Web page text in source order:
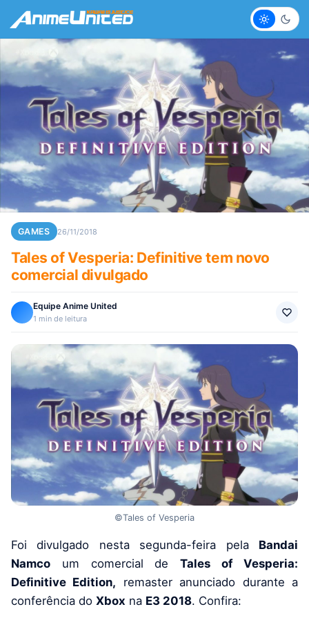
Claro
GAMES 26/11/2018
Tales of Vesperia: Definitive tem novo
comercial divulgado
Equipe Anime United
1 min de leitura
©Tales of Vesperia
Foi divulgado nesta segunda-feira pela Bandai
Namco um comercial deTales of Vesperia:
Definitive Edition, remaster anunciado durante a
conferência do Xbox na E3 2018. Confira: